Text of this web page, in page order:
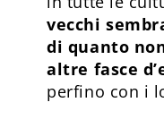
vecchi
di quanto
altre fasce
perfino con i